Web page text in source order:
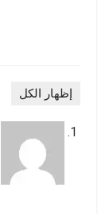
إظهار الكل